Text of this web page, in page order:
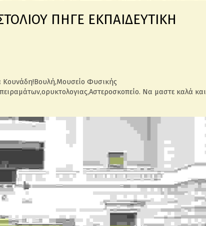
ΠΗΓΕ ΕΚΠΑΙΔΕΥΤΙΚΗ
Κουνάδη!Βουλή,Μουσείο Φυσικής
Να μαστε καλά και